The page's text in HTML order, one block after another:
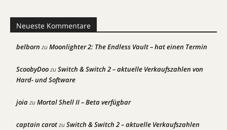
Neueste Kommentare
belborn zuMoonlighter 2: The Endless Vault – hat einen Termin
ScoobyDoozuSwitch & Switch 2 – aktuelle Verkaufszahlen von
Hard- und Software
joiazuMortal Shell II – Beta verfügbar
captain carotzuSwitch & Switch 2 – aktuelle Verkaufszahlen